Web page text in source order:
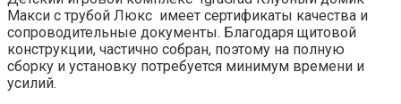
Макси с трубой Люкс имеет сертификаты качества и
сопроводительные документы. Благодаря щитовой
конструкции, частично собран, поэтому на полную
сборку и установку потребуется минимум времени и
усилий.